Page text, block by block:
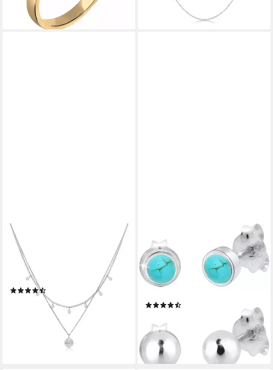
ELLI
Ketten-Set Layer Plättchen
Disc Sonne 925 Silber,
Plättchen
UVP 89,00 €
lieferbar - in 3-4 Werktagen bei dir
Ohrstecker-Set Schmuck
Geschenk Silber 925
Ohrringe (Set, 4-tlg), mit
-64%
lieferbar - in 1-2 Werktagen bei dir